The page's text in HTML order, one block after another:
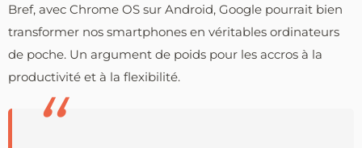
Bref, avec Chrome OS sur Android, Google pourrait bien
transformer nos smartphones en véritables ordinateurs
de poche. Un argument de poids pour les accros à la
productivité et à la flexibilité.